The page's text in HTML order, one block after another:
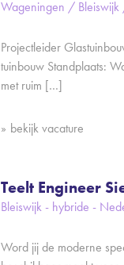
Wageningen /
Projectleider
tuinbouw Standplaats:
met ruim […]
bekijk vacature
Teelt Engineer
Bleiswijk - hybride -
Word jij de moderne